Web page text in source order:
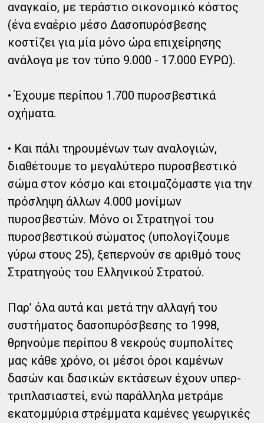
αναγκαίο, με τεράστιο οικονομικό κόστος
(ένα εναέριο μέσο Δασοπυρόσβεσης
κοστίζει για μία μόνο ώρα επιχείρησης
ανάλογα με τον τύπο 9.000 - 17.000 ΕΥΡΩ).
• Έχουμε περίπου 1.700 πυροσβεστικά
οχήματα.
• Και πάλι τηρουμένων των αναλογιών,
διαθέτουμε το μεγαλύτερο πυροσβεστικό
σώμα στον κόσμο και ετοιμαζόμαστε για την
πρόσληψη άλλων 4.000 μονίμων
πυροσβεστών. Μόνο οι Στρατηγοί του
πυροσβεστικού σώματος (υπολογίζουμε
γύρω στους 25), ξεπερνούν σε αριθμό τους
Στρατηγούς του Ελληνικού Στρατού.
Παρ’ όλα αυτά και μετά την αλλαγή του
συστήματος δασοπυρόσβεσης το 1998,
θρηνούμε περίπου 8 νεκρούς συμπολίτες
μας κάθε χρόνο, οι μέσοι όροι καμένων
δασών και δασικών εκτάσεων έχουν υπερ-
τριπλασιαστεί, ενώ παράλληλα μετράμε
εκατομμύρια στρέμματα καμένες γεωργικές